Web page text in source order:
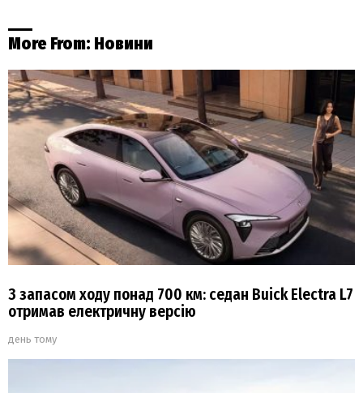
More From: Новини
З запасом ходу понад 700 км: седан Buick Electra L7
отримав електричну версію
день тому